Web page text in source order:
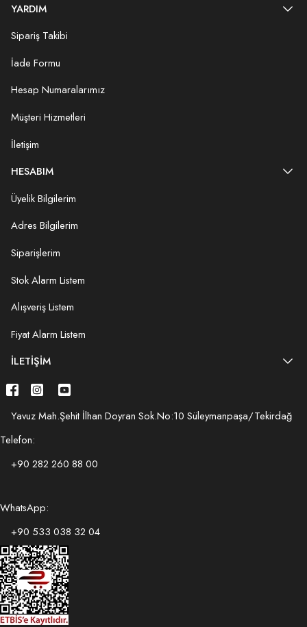
YARDIM
Sipariş Takibi
İade Formu
Hesap Numaralarımız
Müşteri Hizmetleri
İletişim
HESABIM
Üyelik Bilgilerim
Adres Bilgilerim
Siparişlerim
Stok Alarm Listem
Alışveriş Listem
Fiyat Alarm Listem
İLETIŞIM
Yavuz Mah.Şehit İlhan Doyran Sok.No:10 Süleymanpaşa/Tekirdağ
Telefon:
+90 282 260 88 00
WhatsApp:
+90 533 038 32 04